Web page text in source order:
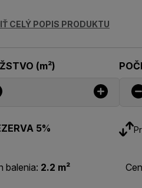
CELÝ POPIS PRODUKTU
(m²)
5%
balenia: 2.2 m²